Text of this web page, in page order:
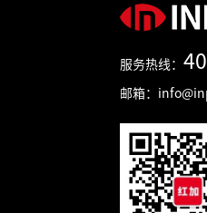
服务热线：
邮箱：